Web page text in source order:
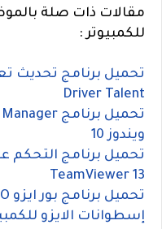
مقالات ذات صلة
للكمبيوتر :
تحميل برنامج تحديث
Driver Talent
ويندوز 10
تحميل برنامج التحكم
TeamViewer 13
إسطوانات الايزو